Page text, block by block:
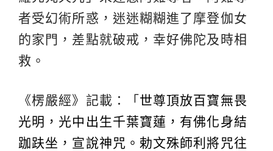
者受幻術所惑，迷迷糊糊進了摩登伽女
的家門，差點就破戒，幸好佛陀及時相
救。
《楞嚴經》記載：「 世尊頂放百寶無畏
光明，光中出生千葉寶蓮，有佛化身結
跏趺坐，宣說神咒。勅文殊師利將咒往